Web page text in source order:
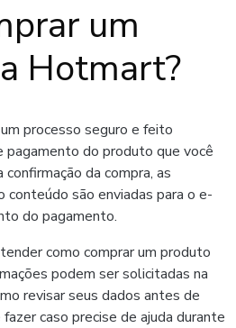
um
Hotmart?
processo seguro e feito
pagamento do produto que você
da compra, as
conteúdo são enviadas para o e-
do pagamento.
como comprar um produto
podem ser solicitadas na
revisar seus dados antes de
caso precise de ajuda durante